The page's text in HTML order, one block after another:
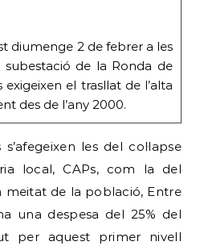
diumenge 2 de febrer a les
de la Ronda de
el trasllat de l’alta
des de l’any 2000.
les del col·lapse
local, CAPs, com la del
meitat de la població, Entre
una despesa del 25% del
per aquest primer nivell